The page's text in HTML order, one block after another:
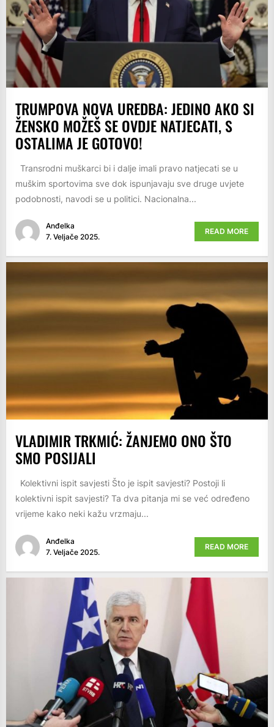
TRUMPOVA NOVA UREDBA: JEDINO AKO SI
ŽENSKO MOŽEŠ SE OVDJE NATJECATI, S
OSTALIMA JE GOTOVO!
Transrodni muškarci bi i dalje imali pravo natjecati se u
muškim sportovima sve dok ispunjavaju sve druge uvjete
podobnosti, navodi se u politici. Nacionalna...
Anđelka
7. Veljače 2025.
READ MORE
VLADIMIR TRKMIĆ: ŽANJEMO ONO ŠTO
SMO POSIJALI
Kolektivni ispit savjesti Što je ispit savjesti? Postoji li
kolektivni ispit savjesti? Ta dva pitanja mi se već određeno
vrijeme kako neki kažu vrzmaju...
Anđelka
7. Veljače 2025.
READ MORE